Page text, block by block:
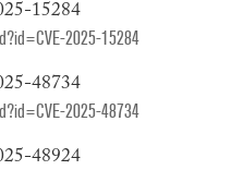
15284
2025-15284
48734
2025-48734
48924